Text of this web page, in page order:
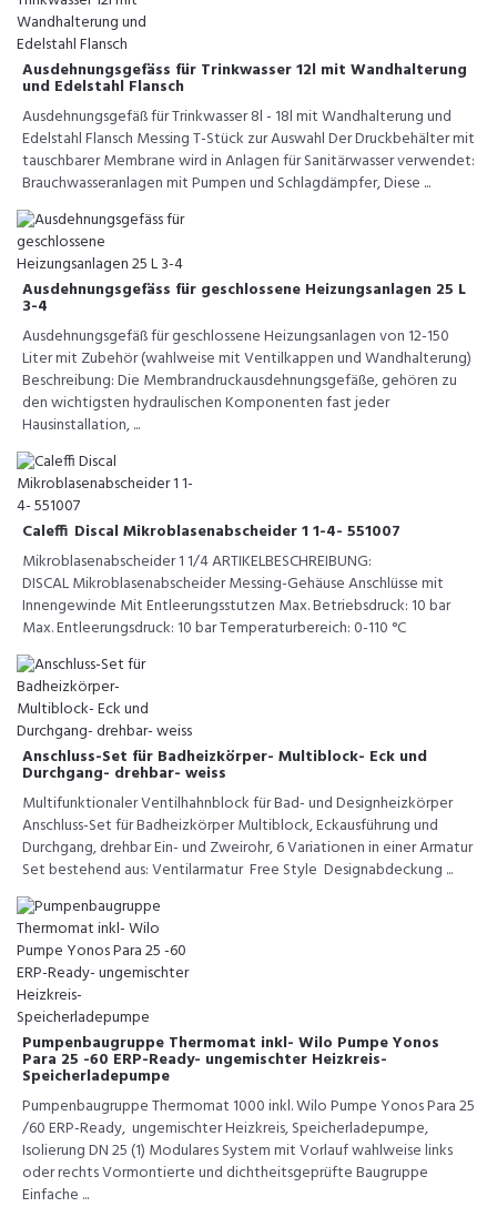
Ausdehnungsgefäss für Trinkwasser 12l mit Wandhalterung
und Edelstahl Flansch
Ausdehnungsgefäß für Trinkwasser 8l - 18l mit Wandhalterung und
Edelstahl Flansch Messing T-Stück zur Auswahl Der Druckbehälter mit
tauschbarer Membrane wird in Anlagen für Sanitärwasser verwendet:
Brauchwasseranlagen mit Pumpen und Schlagdämpfer, Diese ...
Ausdehnungsgefäss für geschlossene Heizungsanlagen 25 L
3-4
Ausdehnungsgefäß für geschlossene Heizungsanlagen von 12-150
Liter mit Zubehör (wahlweise mit Ventilkappen und Wandhalterung)
Beschreibung: Die Membrandruckausdehnungsgefäße, gehören zu
den wichtigsten hydraulischen Komponenten fast jeder
Hausinstallation, ...
Caleffi Discal Mikroblasenabscheider 1 1-4- 551007
Mikroblasenabscheider 1 1/4 ARTIKELBESCHREIBUNG:
DISCAL Mikroblasenabscheider Messing-Gehäuse Anschlüsse mit
Innengewinde Mit Entleerungsstutzen Max. Betriebsdruck: 10 bar
Max. Entleerungsdruck: 10 bar Temperaturbereich: 0-110 °C
Anschluss-Set für Badheizkörper- Multiblock- Eck und
Durchgang- drehbar- weiss
Multifunktionaler Ventilhahnblock für Bad- und Designheizkörper
Anschluss-Set für Badheizkörper Multiblock, Eckausführung und
Durchgang, drehbar Ein- und Zweirohr, 6 Variationen in einer Armatur
Set bestehend aus: Ventilarmatur Free Style Designabdeckung ...
Pumpenbaugruppe Thermomat inkl- Wilo Pumpe Yonos
Para 25 -60 ERP-Ready- ungemischter Heizkreis-
Speicherladepumpe
Pumpenbaugruppe Thermomat 1000 inkl. Wilo Pumpe Yonos Para 25
/60 ERP-Ready, ungemischter Heizkreis, Speicherladepumpe,
Isolierung DN 25 (1) Modulares System mit Vorlauf wahlweise links
oder rechts Vormontierte und dichtheitsgeprüfte Baugruppe
Einfache ...